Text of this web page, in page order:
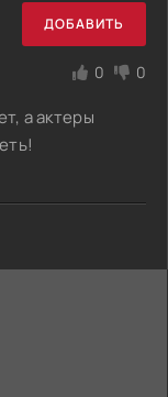
ДОБАВИТЬ
0 0
а актеры